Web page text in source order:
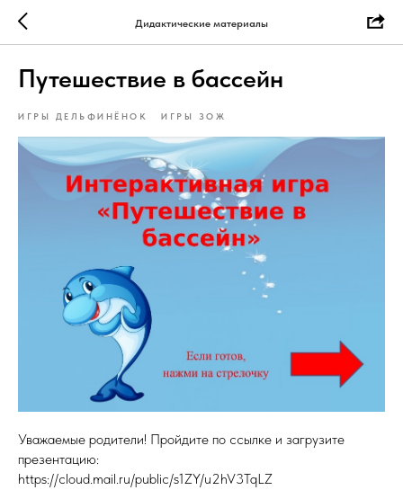
Дидактические материалы
Путешествие в бассейн
ИГРЫ ДЕЛЬФИНЁНОК ИГРЫ ЗОЖ
Уважаемые родители! Пройдите по ссылке и загрузите
презентацию:
https://cloud.mail.ru/public/s1ZY/u2hV3TqLZ